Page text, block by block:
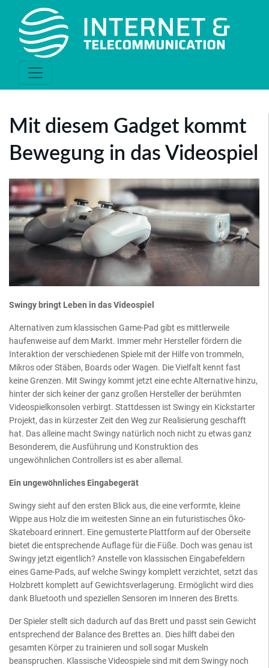
Mit diesem Gadget kommt
Bewegung in das Videospiel
Swingy bringt Leben in das Videospiel
Alternativen zum klassischen Game-Pad gibt es mittlerweile
haufenweise auf dem Markt. Immer mehr Hersteller fördern die
Interaktion der verschiedenen Spiele mit der Hilfe von trommeln,
Mikros oder Stäben, Boards oder Wagen. Die Vielfalt kennt fast
keine Grenzen. Mit Swingy kommt jetzt eine echte Alternative hinzu,
hinter der sich keiner der ganz großen Hersteller der berühmten
Videospielkonsolen verbirgt. Stattdessen ist Swingy ein Kickstarter
Projekt, das in kürzester Zeit den Weg zur Realisierung geschafft
hat. Das alleine macht Swingy natürlich noch nicht zu etwas ganz
Besonderem, die Ausführung und Konstruktion des
ungewöhnlichen Controllers ist es aber allemal.
Ein ungewöhnliches Eingabegerät
Swingy sieht auf den ersten Blick aus, die eine verformte, kleine
Wippe aus Holz die im weitesten Sinne an ein futuristisches Öko-
Skateboard erinnert. Eine gemusterte Plattform auf der Oberseite
bietet die entsprechende Auflage für die Füße. Doch was genau ist
Swingy jetzt eigentlich? Anstelle von klassischen Eingabefeldern
eines Game-Pads, auf welche Swingy komplett verzichtet, setzt das
Holzbrett komplett auf Gewichtsverlagerung. Ermöglicht wird dies
dank Bluetooth und speziellen Sensoren im Inneren des Bretts.
Der Spieler stellt sich dadurch auf das Brett und passt sein Gewicht
entsprechend der Balance des Brettes an. Dies hilft dabei den
gesamten Körper zu trainieren und soll sogar Muskeln
beanspruchen. Klassische Videospiele sind mit dem Swingy noch